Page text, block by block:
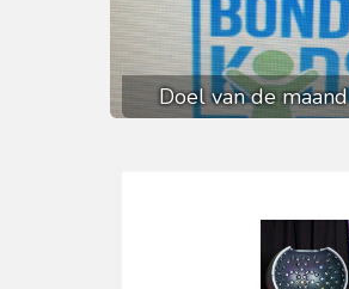
Doel van de maand